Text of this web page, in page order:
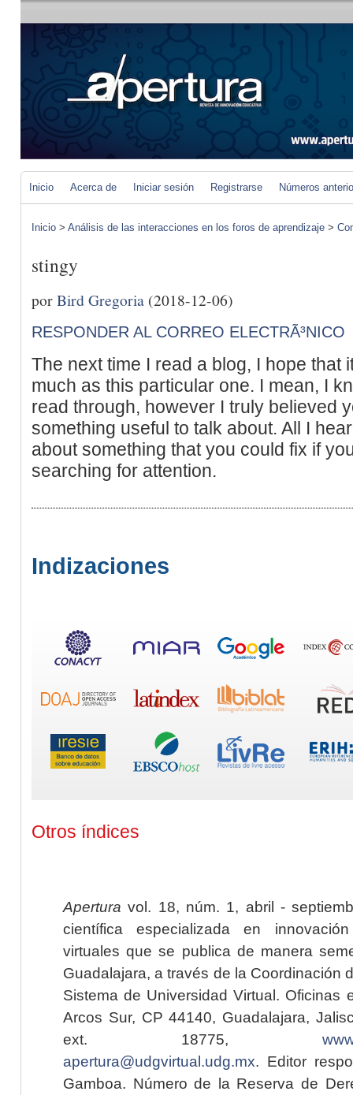
Inicio Acerca de Iniciar sesión Registrarse Números
Inicio > Análisis de las interacciones en los foros de aprendizaje >
stingy
porBird Gregoria (2018-12-06)
RESPONDER AL CORREO ELECTRÃ³NICO
The next time I read a blog, I hope that
much as this particular one. I mean, I
read through, however I truly believed
something useful to talk about. All I
about something that you could fix if
searching for attention.
Indizaciones
Otros índices
Apertura vol. 18, núm. 1, abril -
científica especializada en
virtuales que se publica de manera
Guadalajara, a través de la Coordinación
Sistema de Universidad Virtual. Oficinas
Arcos Sur, CP 44140, Guadalajara,
ext. 18775,
apertura@udgvirtual.udg.mx. Editor
Gamboa. Número de la Reserva de